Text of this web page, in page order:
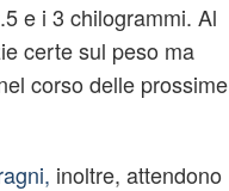
e i 3 chilogrammi. Al
certe sul peso ma
corso delle prossime
inoltre, attendono